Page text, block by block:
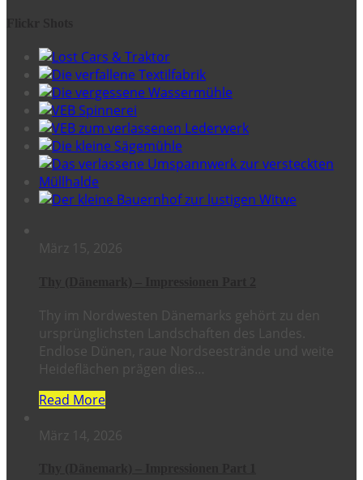
März 15, 2026
Thy im Nordwesten Dänemarks gehört zu den
ursprünglichsten Landschaften des Landes.
Endlose Dünen, raue Nordseestrände und weite
Heideflächen prägen dies…
Read More
März 14, 2026